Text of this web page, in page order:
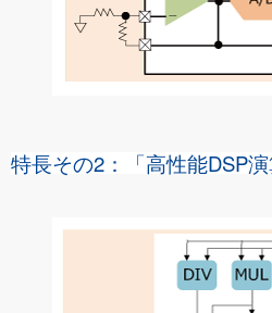
特長その2：「高性能DSP